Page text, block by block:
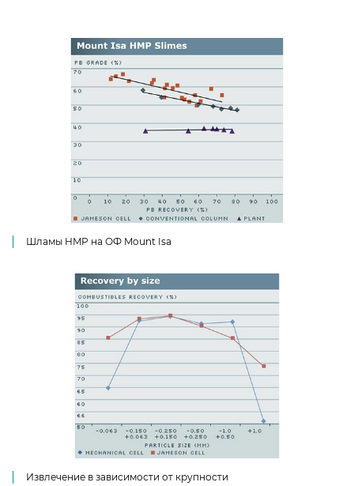
Шламы HMP на ОФ Mount Isa
Извлечение в зависимости от крупности